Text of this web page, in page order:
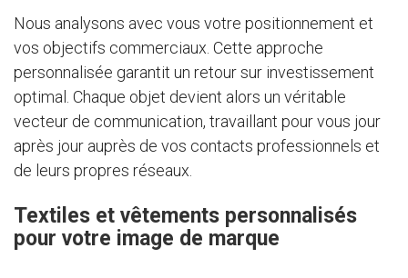
Nous analysons avec vous votre positionnement et
vos objectifs commerciaux. Cette approche
personnalisée garantit un retour sur investissement
optimal. Chaque objet devient alors un véritable
vecteur de communication, travaillant pour vous jour
après jour auprès de vos contacts professionnels et
de leurs propres réseaux.
Textiles et vêtements personnalisés
pour votre image de marque